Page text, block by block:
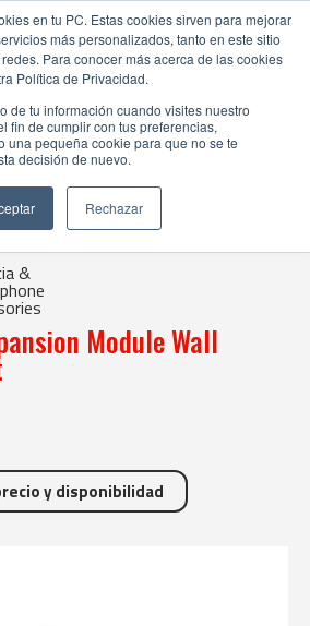
en tu PC. Estas cookies sirven para mejorar
más personalizados, tanto en este sitio
Para conocer más acerca de las cookies
Política de Privacidad.
de tu información cuando visites nuestro
fin de cumplir con tus preferencias,
una pequeña cookie para que no se te
decisión de nuevo.
Rechazar
Module Wall Mount Bracket
&
Module Wall
y disponibilidad